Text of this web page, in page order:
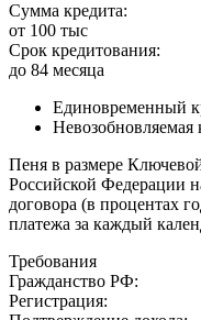
Сумма кредита:
от 100 тыс
Срок кредитования:
до 84 месяца
Единовременный
Невозобновляемая
Пеня в размере
Российской Федерации
договора (в процентах
платежа за каждый
Требования
Гражданство РФ:
Регистрация: